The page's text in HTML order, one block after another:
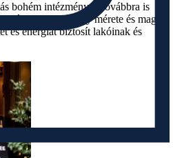
bohém intézmények továbbra is
A kerület nagy mérete és magas
és energiát biztosít lakóinak és